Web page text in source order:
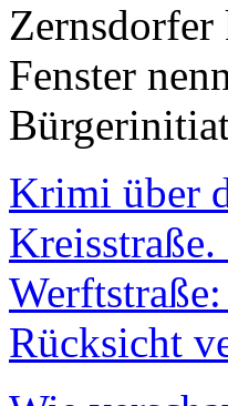
Zernsdorfer
Fenster
Krimi über
Rücksicht